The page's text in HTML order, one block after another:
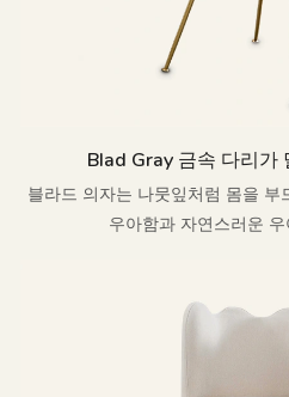
Blad Gray 금속 다리가
블라드 의자는 나뭇잎처럼 몸을 부
우아함과 자연스러운